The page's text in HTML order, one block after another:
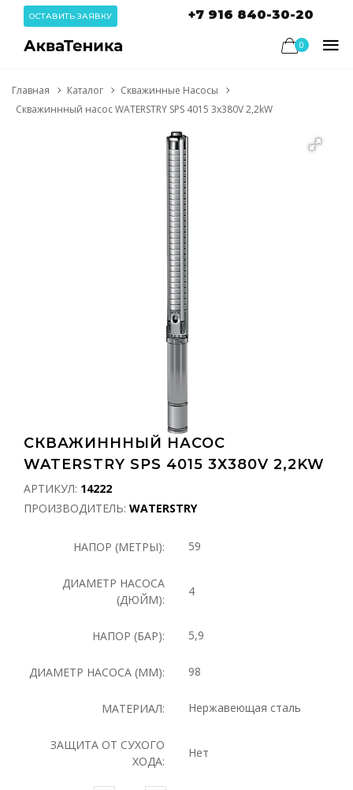
ОСТАВИТЬ ЗАЯВКУ +7 916 840-30-20
0
Главная Каталог
Скважинные Насосы
Скважиннный насос WATERSTRY SPS 4015 3х380V 2,2kW
СКВАЖИНННЫЙ НАСОС
WATERSTRY SPS 4015 3Х380V 2,2KW
АРТИКУЛ: 14222
ПРОИЗВОДИТЕЛЬ: WATERSTRY
НАПОР (МЕТРЫ): 59
ДИАМЕТР НАСОСА
(ДЮЙМ):
4
НАПОР (БАР): 5,9
ДИАМЕТР НАСОСА (ММ): 98
МАТЕРИАЛ: Нержавеющая сталь
ЗАЩИТА ОТ СУХОГО
ХОДА:
Нет